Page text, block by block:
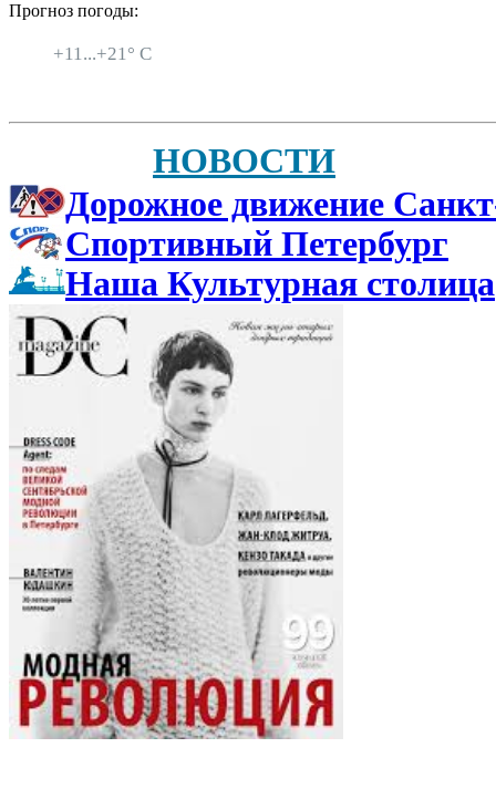
Прогноз погоды:
+11...+21° C
НОВОСТИ
Дорожное движение
Спортивный Петербург
Наша Культурная столица